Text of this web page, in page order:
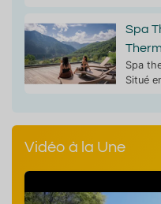
Spa
Spa
Situé
Vidéo à la Une